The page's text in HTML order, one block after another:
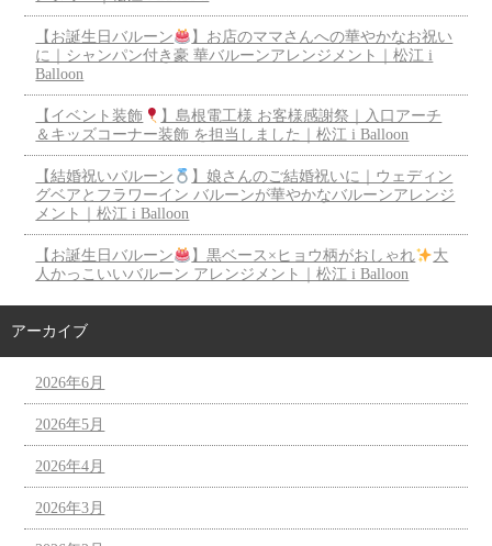
【お誕生日バルーン
】お店のママさんへの華やかなお祝い
に｜シャンパン付き豪 華バルーンアレンジメント｜松江 i
Balloon
【イベント装飾
】島根電工様 お客様感謝祭｜入口アーチ
＆キッズコーナー装飾 を担当しました｜松江 i Balloon
【結婚祝いバルーン
】娘さんのご結婚祝いに｜ウェディン
グベアとフラワーイン バルーンが華やかなバルーンアレンジ
メント｜松江 i Balloon
【お誕生日バルーン 】黒ベース×ヒョウ柄がおしゃれ
大
人かっこいいバルーン アレンジメント｜松江 i Balloon
アーカイブ
2026年6月
2026年5月
2026年4月
2026年3月